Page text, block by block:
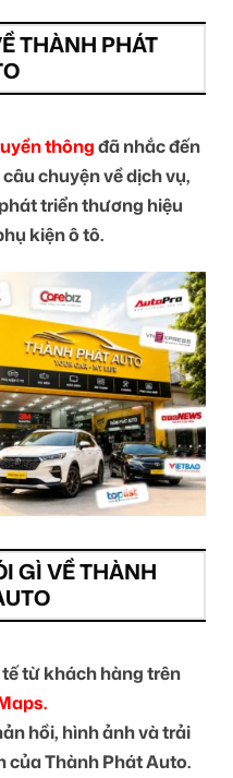
THÀNH PHÁT
thôngđã nhắc đến
chuyện về dịch vụ,
triển thương hiệu
kiện ô tô.
GÌ VỀ THÀNH
từ khách hàng trên
hồi, hình ảnh và trải
của Thành Phát Auto.